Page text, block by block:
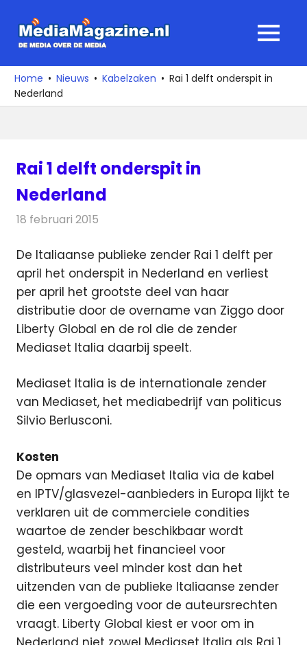
naar
media
over
de
MENU
Home Nieuws Kabelzaken
Rai 1 delft onderspit in
Nederland
Rai 1 delft onderspit in
Nederland
18 februari 2015
De Italiaanse publieke zender Rai 1 delft per
april het onderspit in Nederland en verliest
per april het grootste deel van haar
distributie door de overname van Ziggo door
Liberty Global en de rol die de zender
Mediaset Italia daarbij speelt.
Mediaset Italia is de internationale zender
van Mediaset, het mediabedrijf van politicus
Silvio Berlusconi.
Kosten
De opmars van Mediaset Italia via de kabel
en IPTV/glasvezel-aanbieders in Europa lijkt te
verklaren uit de commerciele condities
waartoe de zender beschikbaar wordt
gesteld, waarbij het financieel voor
distributeurs veel minder kost dan het
uitzenden van de publieke Italiaanse zender
die een vergoeding voor de auteursrechten
vraagt. Liberty Global kiest er voor om in